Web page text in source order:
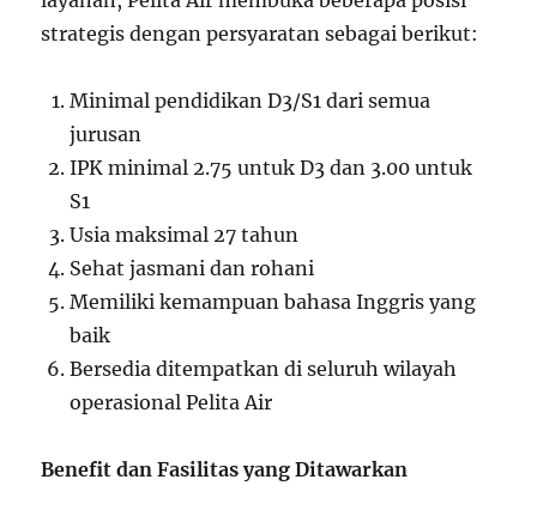
strategis dengan persyaratan sebagai berikut:
Minimal pendidikan D3/S1 dari semua
jurusan
IPK minimal 2.75 untuk D3 dan 3.00 untuk
S1
Usia maksimal 27 tahun
Sehat jasmani dan rohani
Memiliki kemampuan bahasa Inggris yang
baik
Bersedia ditempatkan di seluruh wilayah
operasional Pelita Air
Benefit dan Fasilitas yang Ditawarkan